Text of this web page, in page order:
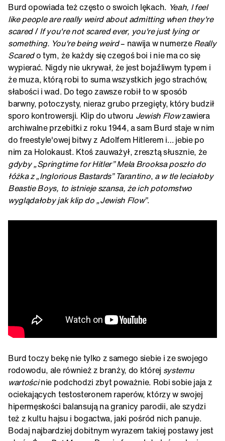
Burd opowiada też często o swoich lękach. Yeah, I feel
like people are really weird about admitting when they're
scared/If you're not scared ever, you're just lying or
something. You're being weird– nawija w numerzeReally
Scaredo tym, że każdy się czegoś boi i nie ma co się
wypierać. Nigdy nie ukrywał, że jest bojaźliwym typem i
że muza, którą robi to suma wszystkich jego strachów,
słabości i wad. Do tego zawsze robił to w sposób
barwny, potoczysty, nieraz grubo przegięty, który budził
sporo kontrowersji. Klip do utworu Jewish Flowzawiera
archiwalne przebitki z roku 1944, a sam Burd staje w nim
do freestyle'owej bitwy z Adolfem Hitlerem i… jebie po
nim za Holokaust. Ktoś zauważył, zresztą słusznie, że
gdyby „Springtime for Hitler” Mela Brooksa poszło do
łóżka z „Inglorious Bastards” Tarantino, a w tle leciałoby
Beastie Boys, to istnieje szansa, że ich potomstwo
wyglądałoby jak klip do „Jewish Flow”.
Burd toczy bekę nie tylko z samego siebie i ze swojego
rodowodu, ale również z branży, do której systemu
wartościnie podchodzi zbyt poważnie. Robi sobie jaja z
ociekających testosteronem raperów, którzy w swojej
hipermęskości balansują na granicy parodii, ale szydzi
też z kultu hajsu i bogactwa, jaki pośród nich panuje.
Bodaj najbardziej dobitnym wyrazem takiej postawy jest